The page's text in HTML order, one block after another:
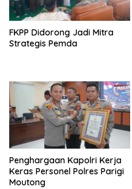
FKPP Didorong Jadi Mitra
Strategis Pemda
Penghargaan Kapolri Kerja
Keras Personel Polres Parigi
Moutong